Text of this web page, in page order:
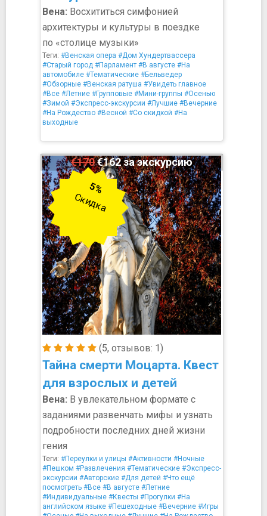
Вена: Восхититься симфонией
архитектуры и культуры в поездке
по «столице музыки»
Теги: #Венская опера #Дом Хундертвассера
#Старый город #Парламент #В августе #На
автомобиле #Тематические #Бельведер
#Обзорные #Венская ратуша #Увидеть главное
#Все #Летние #Групповые #Мини-группы #Осенью
#Зимой #Экспресс-экскурсии #Лучшие #Вечерние
#На Рождество #Весной #Со скидкой #На
выходные
(5, отзывов: 1)
Тайна смерти Моцарта. Квест
для взрослых и детей
€170€162 за экскурсию
5%
Скидка
Вена: В увлекательном формате с
заданиями развенчать мифы и узнать
подробности последних дней жизни
гения
Теги: #Переулки и улицы #Активности #Ночные
#Пешком #Развлечения #Тематические #Экспресс-
экскурсии #Авторские #Для детей #Что ещё
посмотреть #Все #В августе #Летние
#Индивидуальные #Квесты #Прогулки #На
английском языке #Пешеходные #Вечерние #Игры